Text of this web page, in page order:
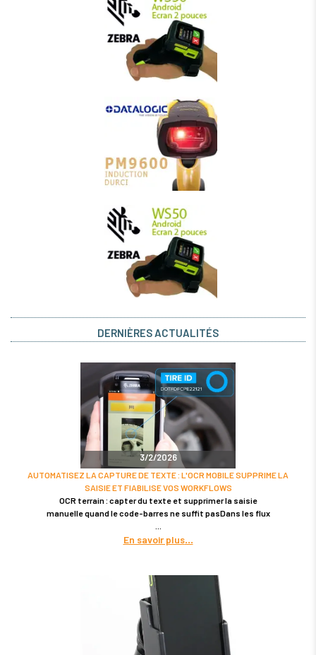
DERNIÈRES ACTUALITÉS
3/2/2026
AUTOMATISEZ LA CAPTURE DE TEXTE : L'OCR MOBILE SUPPRIME LA
SAISIE ET FIABILISE VOS WORKFLOWS
OCR terrain : capter du texte et supprimer la saisie
manuelle quand le code-barres ne suffit pasDans les flux
En savoir plus